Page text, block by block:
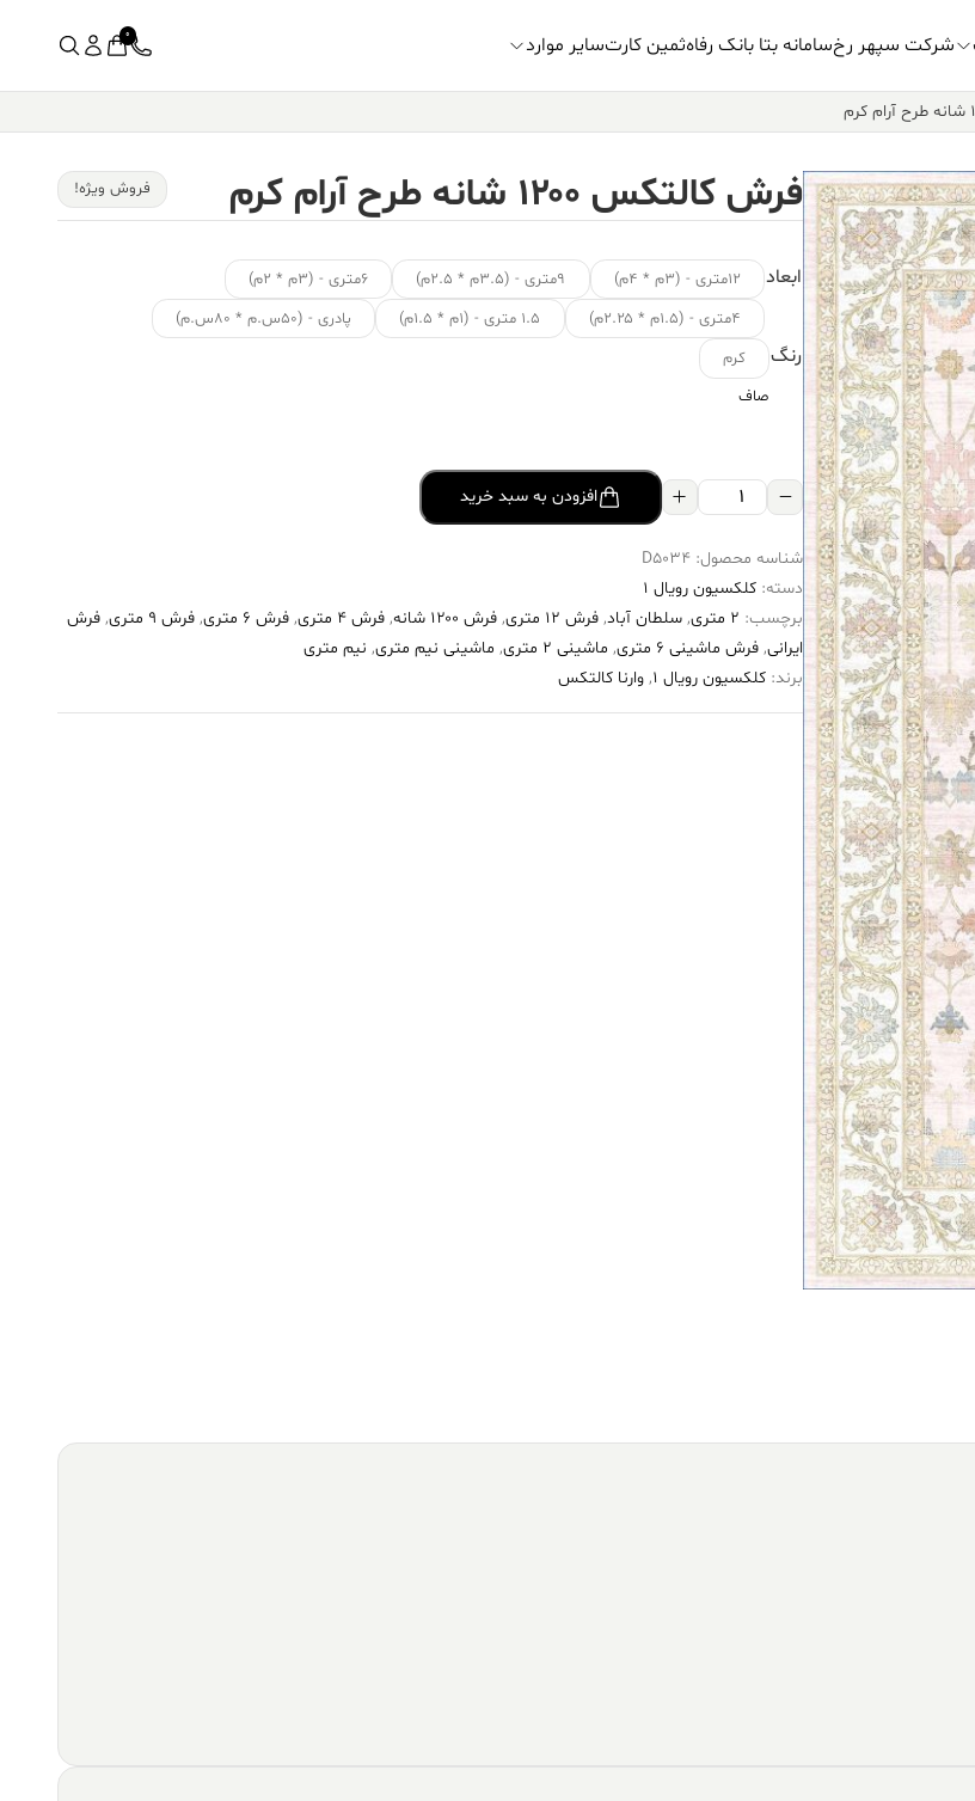
شرکت سپهر رخسامانه بتا بانک رفاهثمین کارتسایر موارد 0
فرش کالتکس ۱۲۰۰ شانه طرح آرام کرم فروش ویژه!
ابعاد ۱۲متری - (۳م * ۴م) ۹متری - (۳.۵م * ۲.۵م)
۶متری - (۳م * ۲م)
۴متری - (۱.۵م * ۲.۲۵م)
۱.۵ متری - (۱م * ۱.۵م) پادری - (۵۰س.م * ۸۰س.م)
رنگ
کرم
صاف
فرش
۱۲۰۰
شانه
طرح
آرام
افزودن به سبد خرید
شناسه محصول: D5034
دسته: کلکسیون رویال 1
برچسب: 2 متری , سلطان آباد, فرش 12 متری , فرش ۱۲۰۰ شانه , فرش 4 متری , فرش 6 متری , فرش 9 متری , فرش
ایرانی, فرش ماشینی 6 متری , ماشینی 2 متری , ماشینی نیم متری, نیم متری
برند: کلکسیون رویال 1 , وارنا کالتکس